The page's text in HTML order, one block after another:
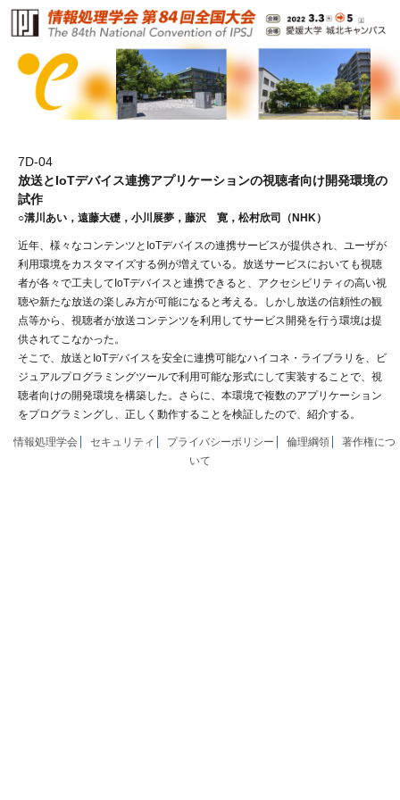
7D-04
放送とIoTデバイス連携アプリケーションの視聴者向け開発環境の
試作
○溝川あい，遠藤大礎，小川展夢，藤沢 寛，松村欣司（NHK）
近年、様々なコンテンツとIoTデバイスの連携サービスが提供され、ユーザが
利用環境をカスタマイズする例が増えている。放送サービスにおいても視聴
者が各々で工夫してIoTデバイスと連携できると、アクセシビリティの高い視
聴や新たな放送の楽しみ方が可能になると考える。しかし放送の信頼性の観
点等から、視聴者が放送コンテンツを利用してサービス開発を行う環境は提
供されてこなかった。
そこで、放送とIoTデバイスを安全に連携可能なハイコネ・ライブラリを、ビ
ジュアルプログラミングツールで利用可能な形式にして実装することで、視
聴者向けの開発環境を構築した。さらに、本環境で複数のアプリケーション
をプログラミングし、正しく動作することを検証したので、紹介する。
情報処理学会 セキュリティ プライバシーポリシー 倫理綱領
著作権につ
いて